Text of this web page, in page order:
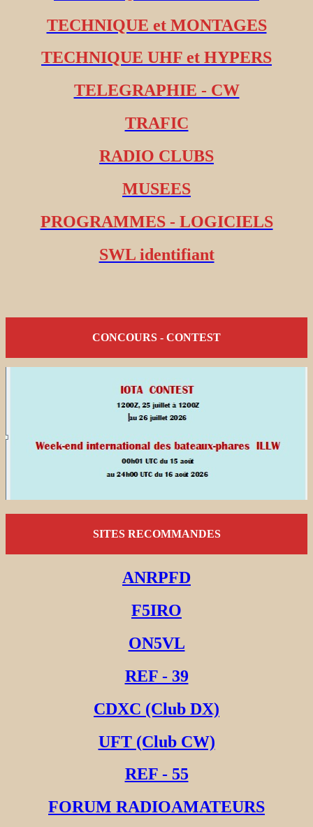
TECHNIQUE et MONTAGES
TECHNIQUE UHF et HYPERS
TELEGRAPHIE - CW
TRAFIC
RADIO CLUBS
MUSEES
PROGRAMMES - LOGICIELS
SWL identifiant
CONCOURS - CONTEST
SITES RECOMMANDES
ANRPFD
F5IRO
ON5VL
REF - 39
CDXC (Club DX)
UFT (Club CW)
REF - 55
FORUM RADIOAMATEURS